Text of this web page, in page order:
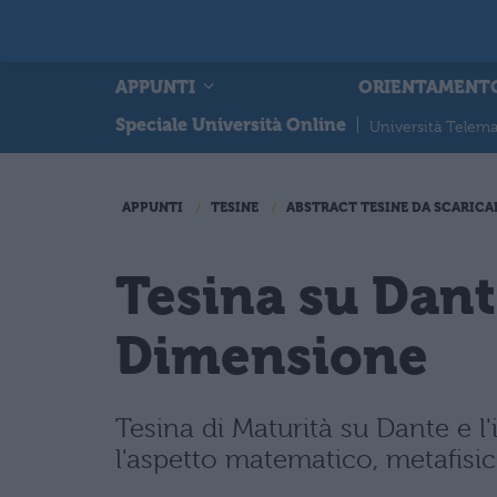
APPUNTI
Speciale Università Online
Università
APPUNTI TESINE ABSTRACT TESINE DA
Tesina su
Dimensione
Tesina di Maturità su Dante e
l'aspetto matematico,